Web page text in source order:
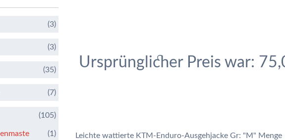
Ursprünglicher Preis war:
Leichte wattierte KTM-Enduro-Ausgehjacke Gr: "M" Menge
(3)
(3)
(35)
(7)
(105)
(1)